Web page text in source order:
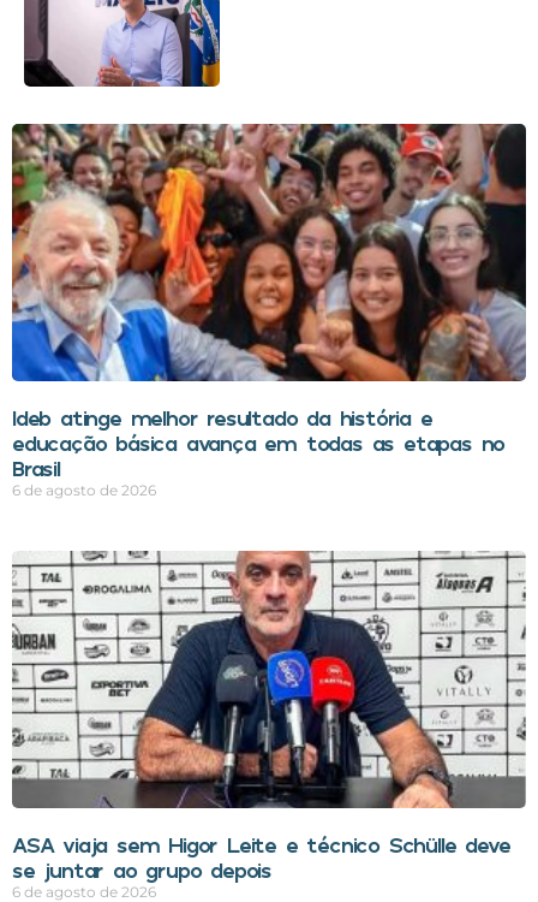
Ideb atinge melhor resultado da história e
educação básica avança em todas as etapas no
Brasil
6 de agosto de 2026
ASA viaja sem Higor Leite e técnico Schülle deve
se juntar ao grupo depois
6 de agosto de 2026